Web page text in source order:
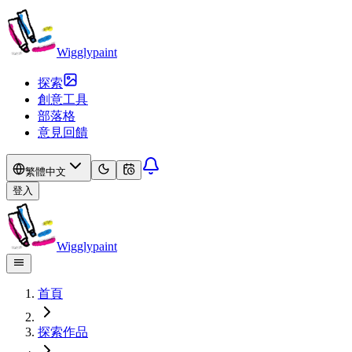
Wigglypaint
探索
創意工具
部落格
意見回饋
繁體中文
登入
Wigglypaint
首頁
探索作品